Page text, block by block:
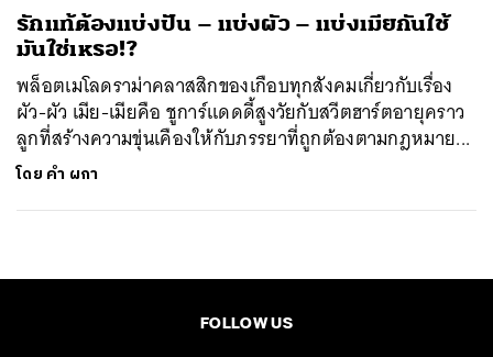
รักแท้ต้องแบ่งปัน – แบ่งผัว – แบ่งเมียกันใช้
มันใช่เหรอ!?
พล็อตเมโลดราม่าคลาสสิกของเกือบทุกสังคมเกี่ยวกับเรื่อง
ผัว-ผัว เมีย-เมียคือ ชูการ์แดดดี้สูงวัยกับสวีตฮาร์ตอายุคราว
ลูกที่สร้างความขุ่นเคืองให้กับภรรยาที่ถูกต้องตามกฎหมาย...
โดย คำ ผกา
FOLLOW US